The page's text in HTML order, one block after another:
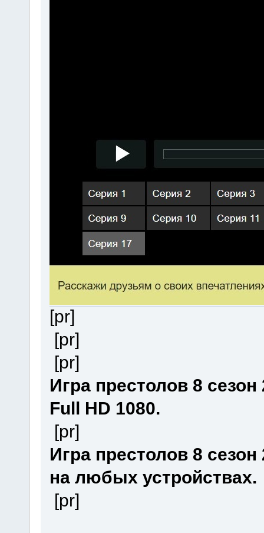
[pr]
[pr]
[pr]
Игра престолов 8
Full HD 1080.
[pr]
Игра престолов 8
на любых устройствах.
[pr]